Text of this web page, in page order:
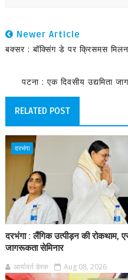
Newer Article
बक्सर : बॉक्सिंग डे पर क्रिसमस मिलन
पटना : एक दिवसीय उद्यमिता
RELATED POST
दरभंगा
दरभंगा : लैंगिक उत्पीड़न की रोकथाम,
जागरूकता सेमिनार
आर्यावर्त डेस्क Aug 08, 2026